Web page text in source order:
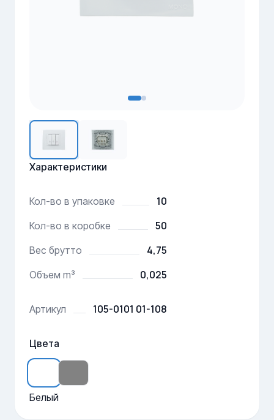
Характеристики
Кол-во в упаковке 10
Кол-во в коробке 50
Вес брутто 4,75
Объем m³ 0,025
Артикул 105-0101 01-108
Цвета
Белый